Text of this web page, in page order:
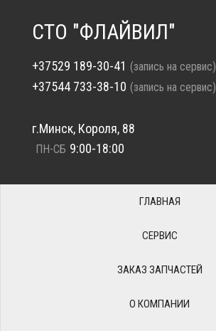
СТО "ФЛАЙВИЛ"
+37529 189-30-41 (запись на сервис)
+37544 733-38-10 (запись на сервис)
г.Минск, Короля, 88
ПН-СБ 9:00-18:00
ГЛАВНАЯ
СЕРВИС
ЗАКАЗ ЗАПЧАСТЕЙ
О КОМПАНИИ